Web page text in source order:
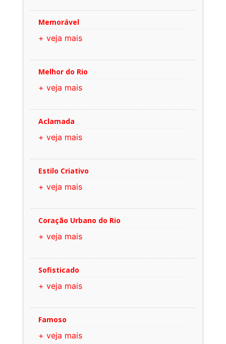
Memorável
+ veja mais
Melhor do Rio
+ veja mais
Aclamada
+ veja mais
Estilo Criativo
+ veja mais
Coração Urbano do Rio
+ veja mais
Sofisticado
+ veja mais
Famoso
+ veja mais